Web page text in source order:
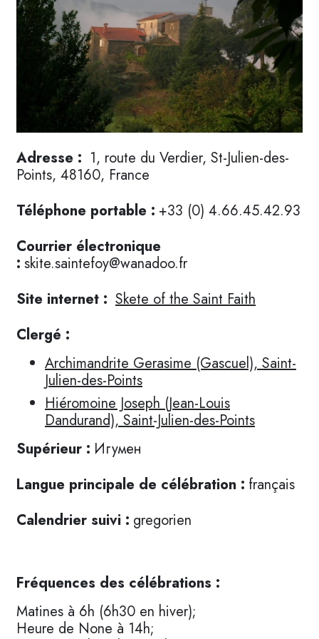
Adresse : 1, route du Verdier, St-Julien-des-
Points, 48160, France
Téléphone portable : +33 (0) 4.66.45.42.93
Courrier électronique
: skite.saintefoy@wanadoo.fr
Site internet : Skete of the Saint Faith
Clergé :
Archimandrite Gerasime (Gascuel), Saint-
Julien-des-Points
Hiéromoine Joseph (Jean-Louis
Dandurand), Saint-Julien-des-Points
Supérieur : Игумен
Langue principale de célébration : français
Calendrier suivi : gregorien
Fréquences des célébrations :
Matines à 6h (6h30 en hiver);
Heure de None à 14h;